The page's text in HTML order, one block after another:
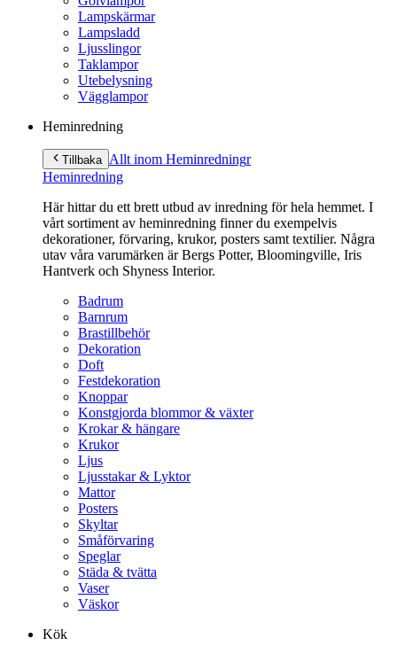
Lampskärmar
Lampsladd
Ljusslingor
Taklampor
Utebelysning
Vägglampor
Heminredning
Tillbaka Allt inom Heminredningr
Heminredning
Här hittar du ett brett utbud av inredning för hela hemmet. I
vårt sortiment av heminredning finner du exempelvis
dekorationer, förvaring, krukor, posters samt textilier. Några
utav våra varumärken är Bergs Potter, Bloomingville, Iris
Hantverk och Shyness Interior.
Badrum
Barnrum
Brastillbehör
Dekoration
Doft
Festdekoration
Knoppar
Konstgjorda blommor & växter
Krokar & hängare
Krukor
Ljus
Ljusstakar & Lyktor
Mattor
Posters
Skyltar
Småförvaring
Speglar
Städa & tvätta
Vaser
Väskor
Kök